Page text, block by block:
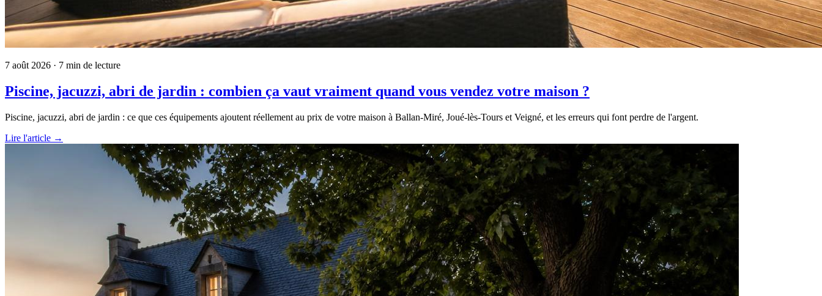
7 août 2026 · 7 min de lecture
Piscine, jacuzzi, abri de jardin : combien ça vaut vraiment quand vous vendez votre maison ?
Piscine, jacuzzi, abri de jardin : ce que ces équipements ajoutent réellement au prix de votre maison à Ballan-Miré, Joué-lès-Tours et Veigné, et les erreurs qui font perdre de l'argent.
Lire l'article →